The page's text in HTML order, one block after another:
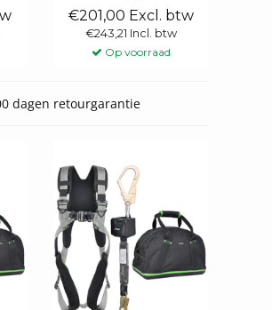
€201,00 Excl. btw
€243,21 Incl. btw
Op voorraad
dagen retourgarantie